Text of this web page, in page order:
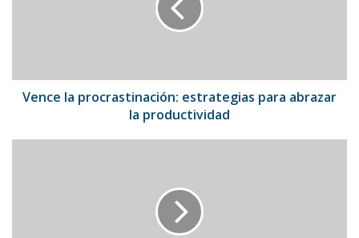
Vence la procrastinación: estrategias para abrazar
la productividad